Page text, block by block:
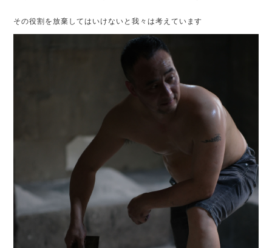
その役割を放棄してはいけないと我々は考えています